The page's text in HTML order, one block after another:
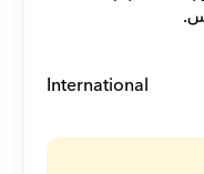
International